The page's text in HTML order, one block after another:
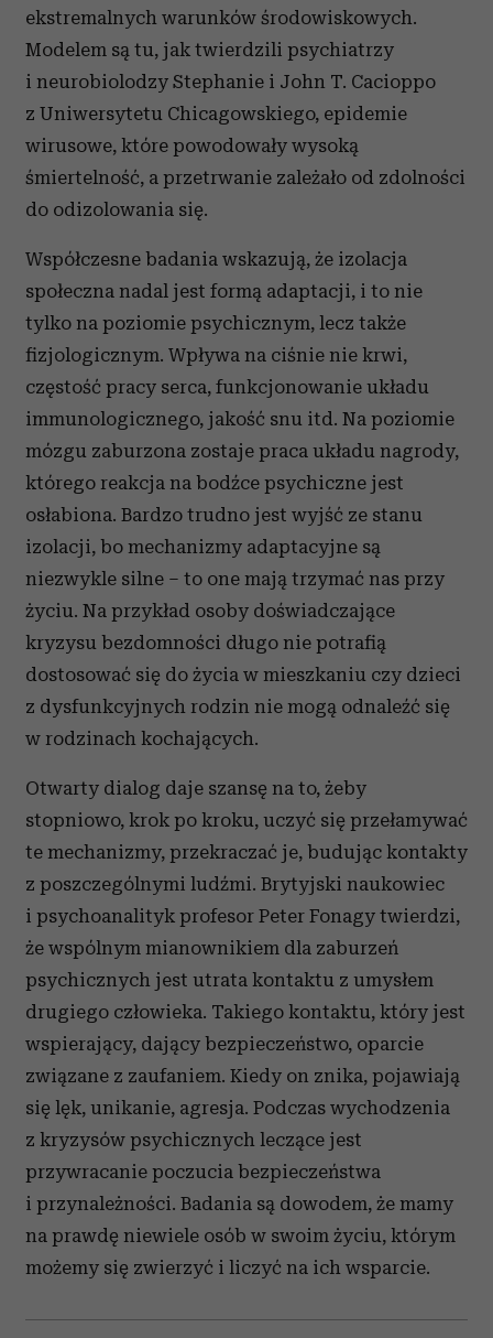
ekstremalnych warunków środowiskowych.
Modelem są tu, jak twierdzili psychiatrzy
i neurobiolodzy Stephanie i John T. Cacioppo
z Uniwersytetu Chicagowskiego, epidemie
wirusowe, które powodowały wysoką
śmiertelność, a przetrwanie zależało od zdolności
do odizolowania się.
Współczesne badania wskazują, że izolacja
społeczna nadal jest formą adaptacji, i to nie
tylko na poziomie psychicznym, lecz także
fizjologicznym. Wpływa na ciśnie nie krwi,
częstość pracy serca, funkcjonowanie układu
immunologicznego, jakość snu itd. Na poziomie
mózgu zaburzona zostaje praca układu nagrody,
którego reakcja na bodźce psychiczne jest
osłabiona. Bardzo trudno jest wyjść ze stanu
izolacji, bo mechanizmy adaptacyjne są
niezwykle silne – to one mają trzymać nas przy
życiu. Na przykład osoby doświadczające
kryzysu bezdomności długo nie potrafią
dostosować się do życia w mieszkaniu czy dzieci
z dysfunkcyjnych rodzin nie mogą odnaleźć się
w rodzinach kochających.
Otwarty dialog daje szansę na to, żeby
stopniowo, krok po kroku, uczyć się przełamywać
te mechanizmy, przekraczać je, budując kontakty
z poszczególnymi ludźmi. Brytyjski naukowiec
i psychoanalityk profesor Peter Fonagy twierdzi,
że wspólnym mianownikiem dla zaburzeń
psychicznych jest utrata kontaktu z umysłem
drugiego człowieka. Takiego kontaktu, który jest
wspierający, dający bezpieczeństwo, oparcie
związane z zaufaniem. Kiedy on znika, pojawiają
się lęk, unikanie, agresja. Podczas wychodzenia
z kryzysów psychicznych leczące jest
przywracanie poczucia bezpieczeństwa
i przynależności. Badania są dowodem, że mamy
na prawdę niewiele osób w swoim życiu, którym
możemy się zwierzyć i liczyć na ich wsparcie.